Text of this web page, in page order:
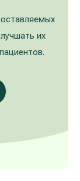
их